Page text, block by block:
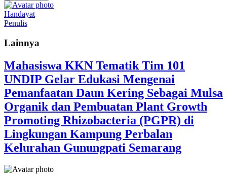
Handayat
Penulis
Lainnya
Mahasiswa KKN Tematik Tim 101
UNDIP Gelar Edukasi Mengenai
Pemanfaatan Daun Kering Sebagai Mulsa
Organik dan Pembuatan Plant Growth
Promoting Rhizobacteria (PGPR) di
Lingkungan Kampung Perbalan
Kelurahan Gunungpati Semarang